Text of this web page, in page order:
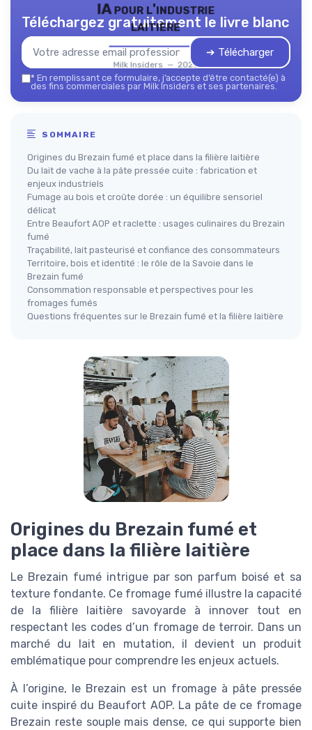
IA pour l'industrie
laitière
Milk Insiders — 2026
Téléchargez gratuitement le livre blanc
➔ Télécharger
* En remplissant ce formulaire, j’accepte d’être contacté(e) à
des fins commerciales par Milk Insiders et ses partenaires.
SOMMAIRE
Origines du Brezain fumé et place dans la filière laitière
Du lait de vache à la pâte pressée cuite : fabrication et
enjeux industriels
Fumage au bois et croûte dorée : un équilibre sensoriel
délicat
Entre Beaufort AOP et raclette : usages culinaires du Brezain
fumé
Traçabilité, lait pasteurisé et confiance des consommateurs
Territoire, bois et identité : le rôle de la Savoie dans le
Brezain fumé
Consommation responsable et perspectives pour les
fromages fumés
Questions fréquentes sur le Brezain fumé et la filière laitière
Origines du Brezain fumé et
place dans la filière laitière
Le Brezain fumé intrigue par son parfum boisé et sa
texture fondante. Ce fromage fumé illustre la capacité
de la filière laitière savoyarde à innover tout en
respectant les codes d’un fromage de terroir. Dans un
marché du lait en mutation, il devient un produit
emblématique pour comprendre les enjeux actuels.
À l’origine, le Brezain est un fromage à pâte pressée
cuite inspiré du Beaufort AOP. La pâte de ce fromage
Brezain reste souple mais dense, ce qui supporte bien